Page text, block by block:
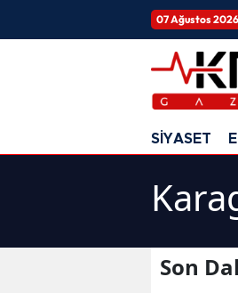
07 Ağustos 2026
SİYASET
Son